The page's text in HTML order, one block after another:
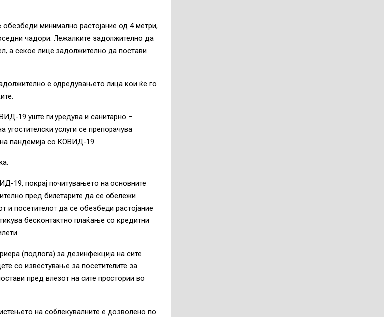
минимално растојание од 4 метри,
чадори. Лежалките задолжително да
а секое лице задолжително да постави
е одредувањето лица кои ќе го
19 уште ги уредува и санитарно –
угостителски услуги се препорачува
на пандемија со КОВИД-19.
19, покрај почитувањето на основните
пред билетарите да се обележи
и посетителот да се обезбеди растојание
бесконтактно плаќање со кредитни
(подлога) за дезинфекција на сите
со известување за посетителите за
пред влезот на сите простории во
на соблекувалните е дозволено по